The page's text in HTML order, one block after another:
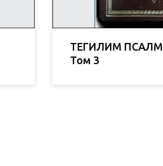
ТЕГИЛИМ
Том 3